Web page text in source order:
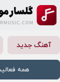
آهنگ جدید
همه